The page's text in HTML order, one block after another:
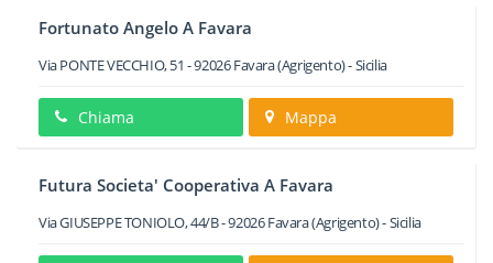
Fortunato Angelo A Favara
Via PONTE VECCHIO, 51 -92026Favara(Agrigento) -Sicilia
Chiama Mappa
Futura Societa' Cooperativa A Favara
Via GIUSEPPE TONIOLO, 44/B-92026Favara(Agrigento) -Sicilia